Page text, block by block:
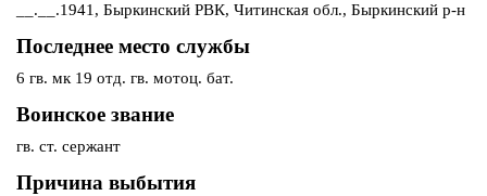
__.__.1941, Быркинский РВК, Читинская обл., Быркинский р-н
Последнее место службы
6 гв. мк 19 отд. гв. мотоц. бат.
Воинское звание
гв. ст. сержант
Причина выбытия